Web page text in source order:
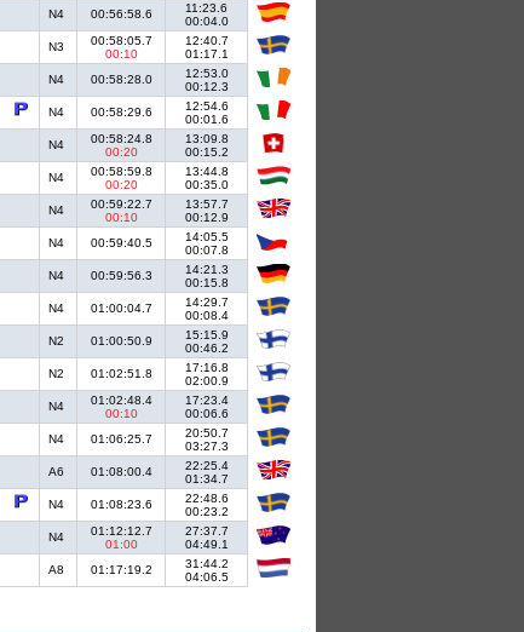
N4 00:56:58.6
11:23.6
00:04.0
N3
00:58:05.7
00:10
12:40.7
01:17.1
N4 00:58:28.0
12:53.0
00:12.3
N4 00:58:29.6
12:54.6
00:01.6
N4
00:58:24.8
00:20
13:09.8
00:15.2
N4
00:58:59.8
00:20
13:44.8
00:35.0
N4
00:59:22.7
00:10
13:57.7
00:12.9
N4 00:59:40.5
14:05.5
00:07.8
N4 00:59:56.3
14:21.3
00:15.8
N4 01:00:04.7
14:29.7
00:08.4
N2 01:00:50.9
15:15.9
00:46.2
N2 01:02:51.8
17:16.8
02:00.9
N4
01:02:48.4
00:10
17:23.4
00:06.6
N4 01:06:25.7
20:50.7
03:27.3
A6 01:08:00.4
22:25.4
01:34.7
N4 01:08:23.6
22:48.6
00:23.2
N4
01:12:12.7
01:00
27:37.7
04:49.1
A8 01:17:19.2
31:44.2
04:06.5